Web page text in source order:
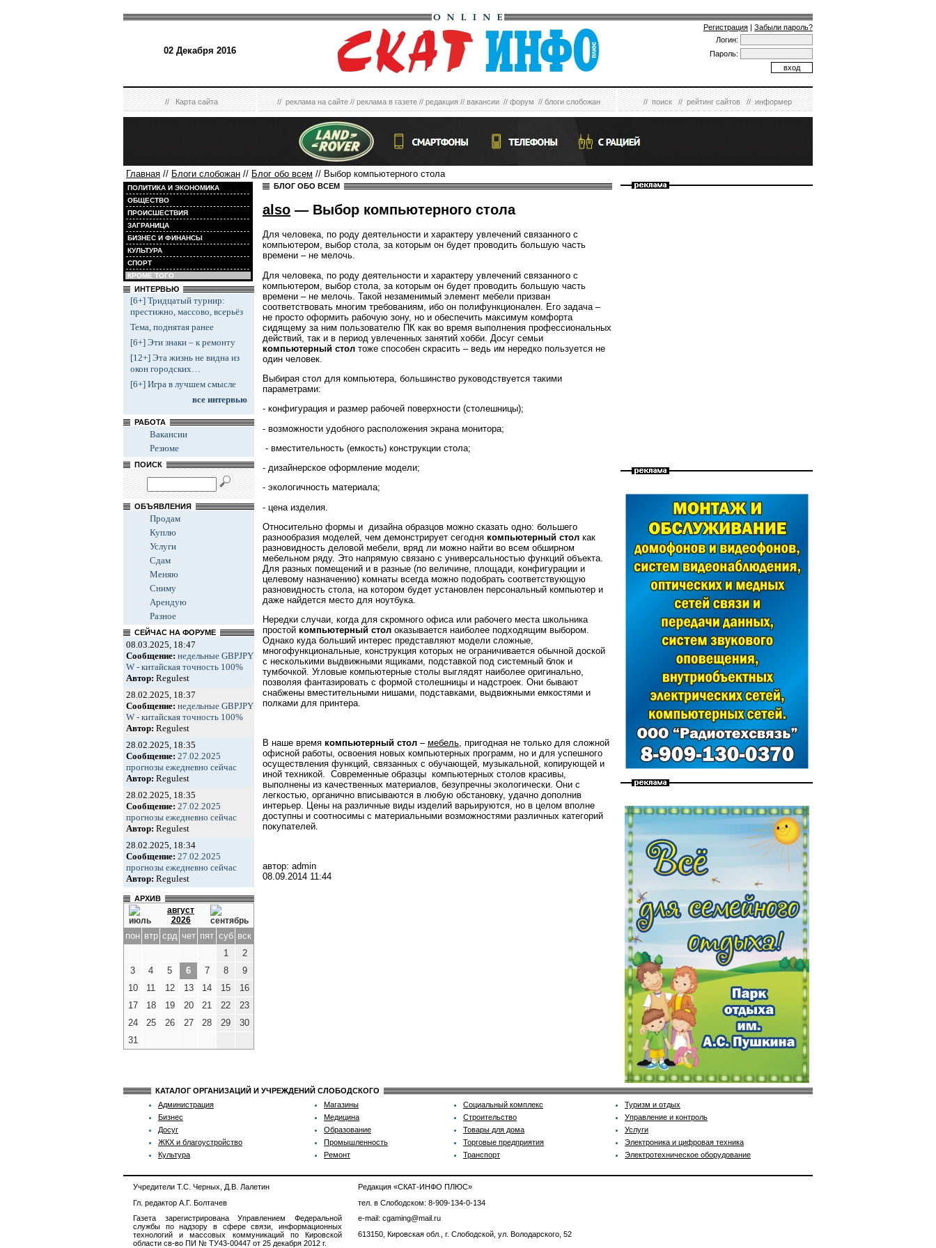
02 Декабря 2016
Регистрация | Забыли пароль?
Логин:
Пароль:
//Карта сайта //реклама на сайте//реклама в газете//редакция//вакансии//форум//блоги слобожан //поиск//рейтинг сайтов//информер
Главная // Блоги слобожан // Блог обо всем // Выбор компьютерного стола
ПОЛИТИКА И ЭКОНОМИКА
ОБЩЕСТВО
ПРОИСШЕСТВИЯ
ЗАГРАНИЦА
БИЗНЕС И ФИНАНСЫ
КУЛЬТУРА
СПОРТ
КРОМЕ ТОГО
ИНТЕРВЬЮ
[6+] Тридцатый турнир:
престижно, массово, всерьёз
Тема, поднятая ранее
[6+] Эти знаки – к ремонту
[12+] Эта жизнь не видна из
окон городских…
[6+] Игра в лучшем смысле
все интервью
РАБОТА
Вакансии
Резюме
ПОИСК
ОБЪЯВЛЕНИЯ
Продам
Куплю
Услуги
Сдам
Меняю
Сниму
Арендую
Разное
СЕЙЧАС НА ФОРУМЕ
08.03.2025, 18:47
Сообщение: недельные GBPJPY
W - китайская точность 100%
Автор: Regulest
28.02.2025, 18:37
Сообщение: недельные GBPJPY
W - китайская точность 100%
Автор: Regulest
28.02.2025, 18:35
Сообщение: 27.02.2025
прогнозы ежедневно сейчас
Автор: Regulest
28.02.2025, 18:35
Сообщение: 27.02.2025
прогнозы ежедневно сейчас
Автор: Regulest
28.02.2025, 18:34
Сообщение: 27.02.2025
прогнозы ежедневно сейчас
Автор: Regulest
АРХИВ
август
2026
пон втр срд чет пят суб вск
1
2
3
4 5 6 7 8
9
10
11 12 13 14 15
16
17
18 19 20 21 22
23
24
25 26 27 28 29
30
31
БЛОГ ОБО ВСЕМ
also — Выбор компьютерного стола
Для человека, по роду деятельности и характеру увлечений связанного с
компьютером, выбор стола, за которым он будет проводить большую часть
времени – не мелочь.
Для человека, по роду деятельности и характеру увлечений связанного с
компьютером, выбор стола, за которым он будет проводить большую часть
времени – не мелочь. Такой незаменимый элемент мебели призван
соответствовать многим требованиям, ибо он полифункционален. Его задача –
не просто оформить рабочую зону, но и обеспечить максимум комфорта
сидящему за ним пользователю ПК как во время выполнения профессиональных
действий, так и в период увлеченных занятий хобби. Досуг семьи
компьютерный стол тоже способен скрасить – ведь им нередко пользуется не
один человек.
Выбирая стол для компьютера, большинство руководствуется такими
параметрами:
- конфигурация и размер рабочей поверхности (столешницы);
- возможности удобного расположения экрана монитора;
- вместительность (емкость) конструкции стола;
- дизайнерское оформление модели;
- экологичность материала;
- цена изделия.
Относительно формы и дизайна образцов можно сказать одно: большего
разнообразия моделей, чем демонстрирует сегодня компьютерный стол как
разновидность деловой мебели, вряд ли можно найти во всем обширном
мебельном ряду. Это напрямую связано с универсальностью функций объекта.
Для разных помещений и в разные (по величине, площади, конфигурации и
целевому назначению) комнаты всегда можно подобрать соответствующую
разновидность стола, на котором будет установлен персональный компьютер и
даже найдется место для ноутбука.
Нередки случаи, когда для скромного офиса или рабочего места школьника
простой компьютерный стол оказывается наиболее подходящим выбором.
Однако куда больший интерес представляют модели сложные,
многофункциональные, конструкция которых не ограничивается обычной доской
с несколькими выдвижными ящиками, подставкой под системный блок и
тумбочкой. Угловые компьютерные столы выглядят наиболее оригинально,
позволяя фантазировать с формой столешницы и надстроек. Они бывают
снабжены вместительными нишами, подставками, выдвижными емкостями и
полками для принтера.
В наше время компьютерный стол – мебель, пригодная не только для сложной
офисной работы, освоения новых компьютерных программ, но и для успешного
осуществления функций, связанных с обучающей, музыкальной, копирующей и
иной техникой. Современные образцы компьютерных столов красивы,
выполнены из качественных материалов, безупречны экологически. Они с
легкостью, органично вписываются в любую обстановку, удачно дополнив
интерьер. Цены на различные виды изделий варьируются, но в целом вполне
доступны и соотносимы с материальными возможностями различных категорий
покупателей.
автор: admin
08.09.2014 11:44
КАТАЛОГ ОРГАНИЗАЦИЙ И УЧРЕЖДЕНИЙ СЛОБОДСКОГО
Администрация
Бизнес
Досуг
ЖКХ и благоустройство
Культура
Магазины
Медицина
Образование
Промышленность
Ремонт
Социальный комплекс
Строительство
Товары для дома
Торговые предприятия
Транспорт
Туризм и отдых
Управление и контроль
Услуги
Электроника и цифровая техника
Электротехническое оборудование
Учредители Т.С. Черных, Д.В. Лалетин
Гл. редактор А.Г. Болтачев
Газета зарегистрирована Управлением Федеральной
службы по надзору в сфере связи, информационных
технологий и массовых коммуникаций по Кировской
области св-во ПИ № ТУ43-00447 от 25 декабря 2012 г.
Редакция «СКАТ-ИНФО ПЛЮС»
тел. в Слободском: 8-909-134-0-134
e-mail: cgaming@mail.ru
613150, Кировская обл., г. Слободской, ул. Володарского, 52